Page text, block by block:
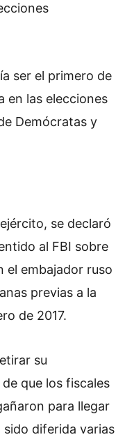
ser el primero de
en las elecciones
Demócratas y
se declaró
al FBI sobre
el embajador ruso
previas a la
de 2017.
su
que los fiscales
para llegar
sido diferida varias